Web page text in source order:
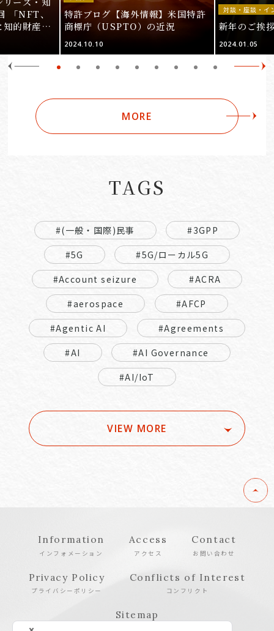
「NFT、
知的財産
特許ブログ【海外情報】米国特許
商標庁（USPTO）の近況
2024.10.10
対談・座談・イ
新年のご挨
2024.01.05
MORE
TAGS
#(一般・国際)民事
#3GPP
#5G
#5G/ローカル5G
#Account seizure
#ACRA
#aerospace
#AFCP
#Agentic AI
#Agreements
#AI
#AI Governance
#AI/IoT
VIEW MORE
Information
インフォメーション
Access
アクセス
Contact
お問い合わせ
Privacy Policy
プライバシーポリシー
Conflicts of Interest
コンフリクト
Sitemap